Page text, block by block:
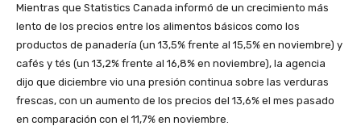
Mientras que Statistics Canada informó de un crecimiento más
lento de los precios entre los alimentos básicos como los
productos de panadería (un 13,5% frente al 15,5% en noviembre) y
cafés y tés (un 13,2% frente al 16,8% en noviembre), la agencia
dijo que diciembre vio una presión continua sobre las verduras
frescas, con un aumento de los precios del 13,6% el mes pasado
en comparación con el 11,7% en noviembre.